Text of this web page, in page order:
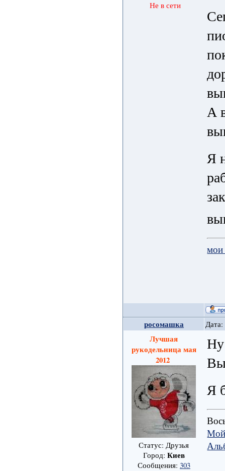
Не в сети
А
Я
мои
росомашка
Лучшая
рукодельница мая
2012
Статус: Друзья
Город: Киев
Сообщения: 303
Ну
Я